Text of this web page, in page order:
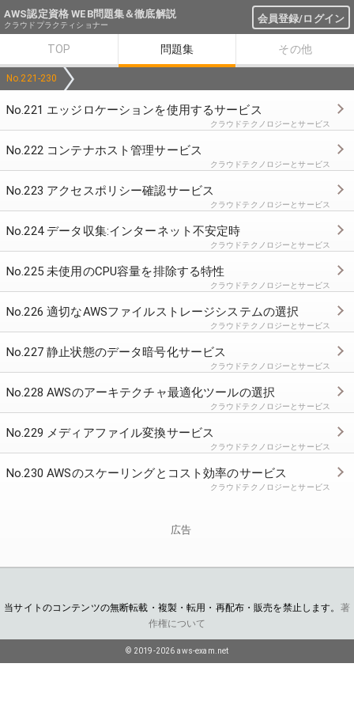
AWS認定資格 WEB問題集＆徹底解説 会員登録/ログイン
クラウドプラクティショナー
TOP 問題集 その他
No.221-230
No.221 エッジロケーションを使用するサービス
クラウドテクノロジーとサービス
No.222 コンテナホスト管理サービス
クラウドテクノロジーとサービス
No.223 アクセスポリシー確認サービス
クラウドテクノロジーとサービス
No.224 データ収集:インターネット不安定時
クラウドテクノロジーとサービス
No.225 未使用のCPU容量を排除する特性
クラウドテクノロジーとサービス
No.226 適切なAWSファイルストレージシステムの選択
クラウドテクノロジーとサービス
No.227 静止状態のデータ暗号化サービス
クラウドテクノロジーとサービス
No.228 AWSのアーキテクチャ最適化ツールの選択
クラウドテクノロジーとサービス
No.229 メディアファイル変換サービス
クラウドテクノロジーとサービス
No.230 AWSのスケーリングとコスト効率のサービス
クラウドテクノロジーとサービス
広告
当サイトのコンテンツの無断転載・複製・転用・再配布・販売を禁止します。 著
作権について
© 2019-2026 aws-exam.net